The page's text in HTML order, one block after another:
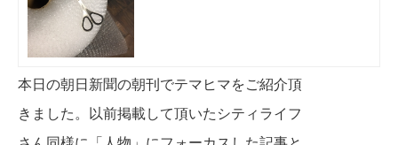
本日の朝日新聞の朝刊でテマヒマをご紹介頂
きました。 以前掲載して頂いたシティライフ